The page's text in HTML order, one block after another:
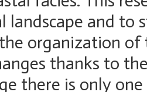
landscape and
organization
thanks to
there is only